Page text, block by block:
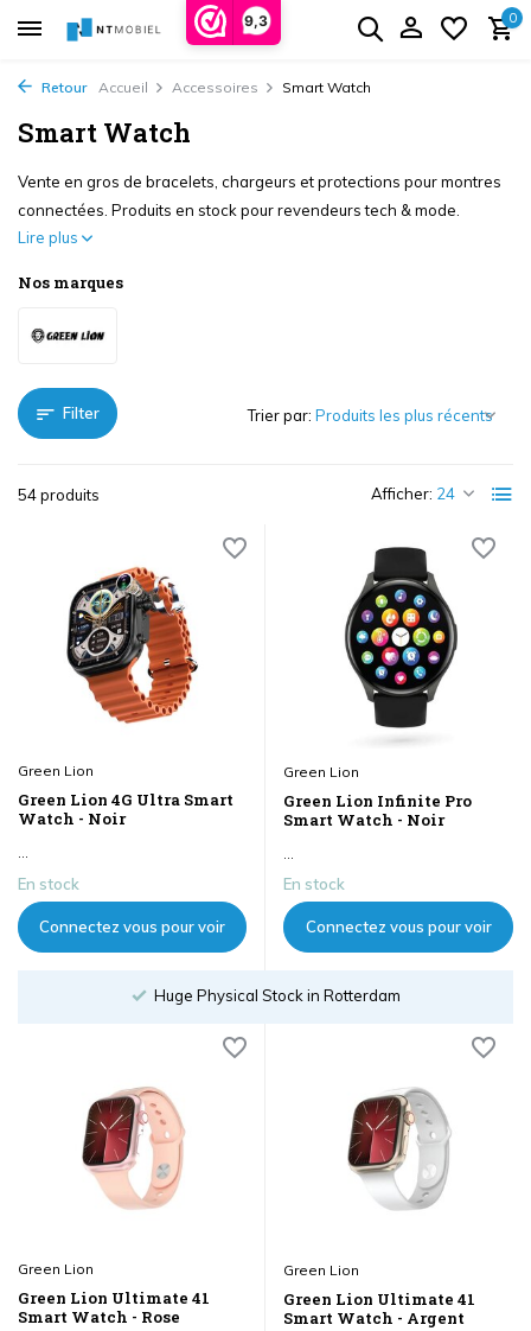
9,3 0
Retour Accueil Accessoires Smart Watch
Smart Watch
Vente en gros de bracelets, chargeurs et protections pour montres
connectées. Produits en stock pour revendeurs tech & mode.
Lire plus
Nos marques
Filter
54 produits Afficher:
Trier par:
Green Lion
Green Lion 4G Ultra Smart
Watch - Noir
En stock
Connectez vous pour voir
Green Lion
Green Lion Infinite Pro
Smart Watch - Noir
En stock
Connectez vous pour voir
Order until 18:00
Green Lion
Green Lion Ultimate 41
Smart Watch - Rose
Green Lion
Green Lion Ultimate 41
Smart Watch - Argent